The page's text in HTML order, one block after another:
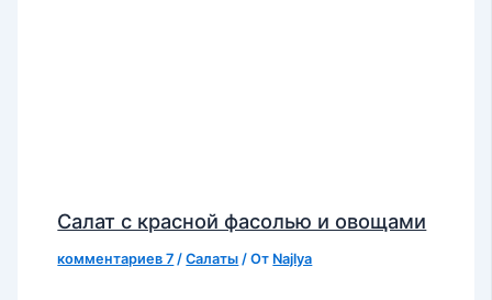
Салат с красной фасолью и овощами
комментариев 7 /Салаты / От Najlya